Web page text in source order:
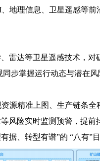
地理信息、卫星遥感等前
雷达等卫星遥感技术，
步掌握运行动态与潜在风
源精准上图、生产链条
险实时监测预警，提前
据、转型有谱”的 “八有”目